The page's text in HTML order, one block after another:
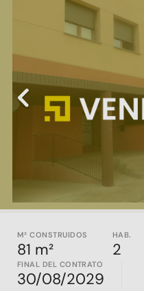
Previous
M² CONSTRUIDOS
81 m²
HAB.
2
FINAL DEL CONTRATO
30/08/2029